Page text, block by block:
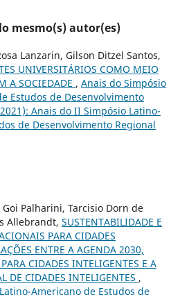
mesmo(s) autor(es)
Lanzarin, Gilson Ditzel Santos,
UNIVERSITÁRIOS COMO MEIO
A SOCIEDADE , Anais do Simpósio
Estudos de Desenvolvimento
Anais do II Simpósio Latino-
de Desenvolvimento Regional
Palharini, Tarcisio Dorn de
Allebrandt, SUSTENTABILIDADE E
PARA CIDADES
ENTRE A AGENDA 2030,
CIDADES INTELIGENTES E A
DE CIDADES INTELIGENTES ,
Americano de Estudos de